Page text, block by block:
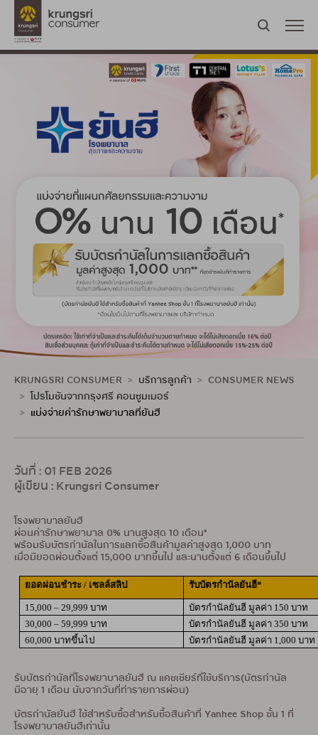
KRUNGSRI CONSUMER บริการลูกค้า
CONSUMER NEWS
โปรโมชันจากกรุงศรี คอนซูมเมอร์
แบ่งจ่ายค่ารักษาพยาบาลที่ยันฮี
วันที่ : 01 FEB 2026
ผู้เขียน : Krungsri Consumer
โรงพยาบาลยันฮี
ผ่อนค่ารักษาพยาบาล 0% นานสูงสุด 10 เดือน*
พร้อมรับบัตรกำนัลในการแลกซื้อสินค้ามูลค่าสูงสุด 1,000 บาท
เมื่อมียอดผ่อนตั้งแต่ 15,000 บาทขึ้นไป และนานตั้งแต่ 6 เดือนขึ้นไป
ยอดผ่อนชำระ / เซลล์สลิป รับบัตรกำนัลยันฮี*
15,000 – 29,999 บาท บัตรกำนัลยันฮี มูลค่า 150 บาท
30,000 – 59,999 บาท
บัตรกำนัลยันฮี มูลค่า 350 บาท
60,000 บาทขึ้นไป
บัตรกำนัลยันฮี มูลค่า 1,000 บาท
รับบัตรกำนัลที่โรงพยาบาลยันฮี ณ แคชเชียร์ที่ใช้บริการ(บัตรกำนัล
มีอายุ 1 เดือน นับจากวันที่ทำรายการผ่อน)
บัตรกำนัลยันฮี ใช้สำหรับซื้อสำหรับซื้อสินค้าที่ Yanhee Shop ชั้น 1 ที่
โรงพยาบาลยันฮีเท่านั้น